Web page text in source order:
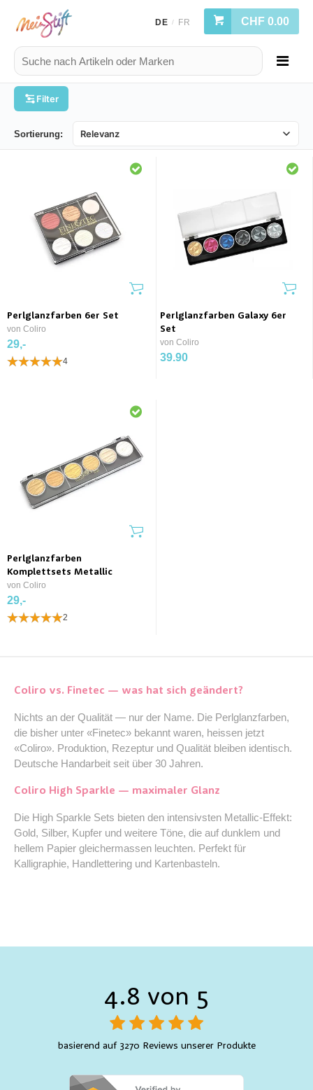
DE / FR CHF 0.00
Filter
Sortierung:
Perlglanzfarben 6er Set
von Coliro
29,-
4
Perlglanzfarben Galaxy 6er
Set
von Coliro
39.90
Perlglanzfarben
Komplettsets Metallic
von Coliro
29,-
2
Coliro vs. Finetec — was hat sich geändert?
Nichts an der Qualität — nur der Name. Die Perlglanzfarben,
die bisher unter «Finetec» bekannt waren, heissen jetzt
«Coliro». Produktion, Rezeptur und Qualität bleiben identisch.
Deutsche Handarbeit seit über 30 Jahren.
Coliro High Sparkle — maximaler Glanz
Die High Sparkle Sets bieten den intensivsten Metallic-Effekt:
Gold, Silber, Kupfer und weitere Töne, die auf dunklem und
hellem Papier gleichermassen leuchten. Perfekt für
Kalligraphie, Handlettering und Kartenbasteln.
4.8 von 5
basierend auf 3270 Reviews unserer Produkte